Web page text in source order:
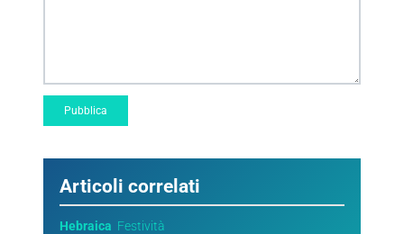
Articoli correlati
Hebraica Festività